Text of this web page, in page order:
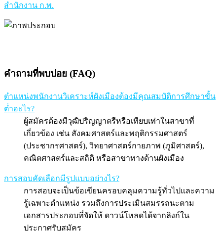
สำนักงาน ก.พ.
คำถามที่พบบ่อย (FAQ)
ตำแหน่งพนักงานวิเคราะห์ผังเมืองต้องมีคุณสมบัติการศึกษาขั้น
ต่ำอะไร?
ผู้สมัครต้องมีวุฒิปริญญาตรีหรือเทียบเท่าในสาขาที่
เกี่ยวข้อง เช่น สังคมศาสตร์และพฤติกรรมศาสตร์
(ประชากรศาสตร์), วิทยาศาสตร์กายภาพ (ภูมิศาสตร์),
คณิตศาสตร์และสถิติ หรือสาขาทางด้านผังเมือง
การสอบคัดเลือกมีรูปแบบอย่างไร?
การสอบจะเป็นข้อเขียนครอบคลุมความรู้ทั่วไปและความ
รู้เฉพาะตำแหน่ง รวมถึงการประเมินสมรรถนะตาม
เอกสารประกอบที่จัดให้ ดาวน์โหลดได้จากลิงก์ใน
ประกาศรับสมัคร